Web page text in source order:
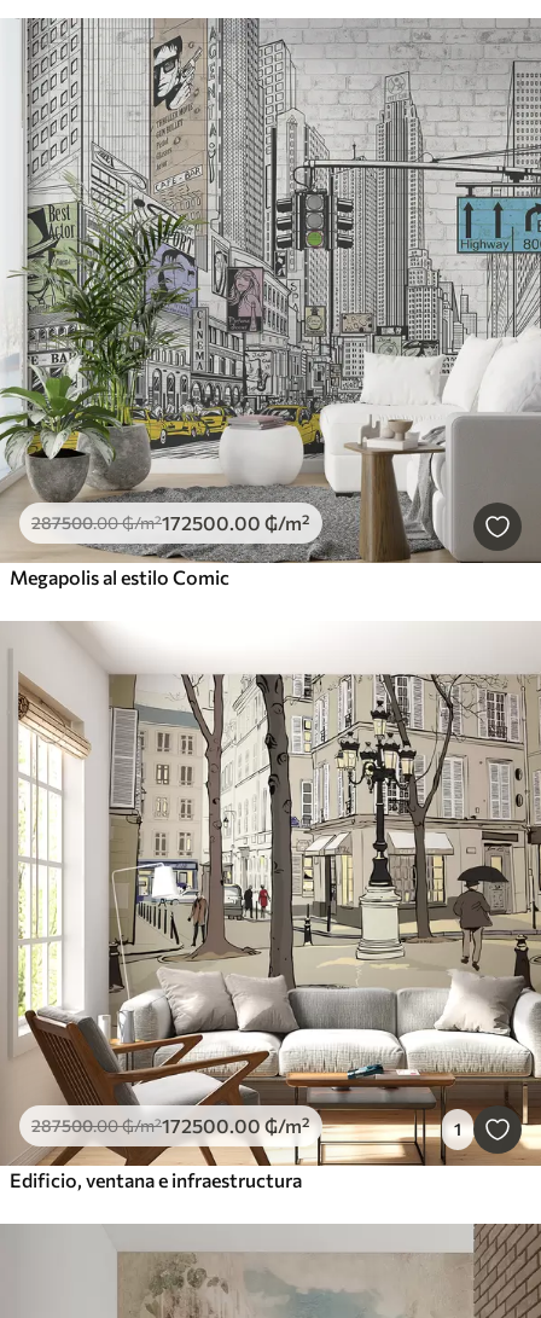
287500.00₲/m²172500.00 ₲/m²
Megapolis al estilo Comic
287500.00₲/m²172500.00₲/m² 1
Edificio, ventana e infraestructura